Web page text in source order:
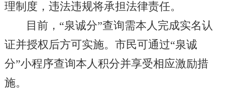
理制度，违法违规将承担法律责任。
目前，“泉诚分”查询需本人完成实名认
证并授权后方可实施。市民可通过“泉诚
分”小程序查询本人积分并享受相应激励措
施。